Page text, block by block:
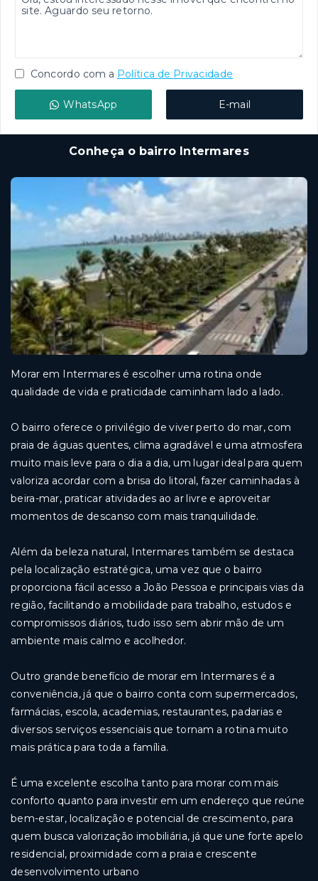
Concordo com a Política de Privacidade
WhatsApp E-mail
Conheça o bairro Intermares
Morar em Intermares é escolher uma rotina onde
qualidade de vida e praticidade caminham lado a lado.
O bairro oferece o privilégio de viver perto do mar, com
praia de águas quentes, clima agradável e uma atmosfera
muito mais leve para o dia a dia, um lugar ideal para quem
valoriza acordar com a brisa do litoral, fazer caminhadas à
beira-mar, praticar atividades ao ar livre e aproveitar
momentos de descanso com mais tranquilidade.
Além da beleza natural, Intermares também se destaca
pela localização estratégica, uma vez que o bairro
proporciona fácil acesso a João Pessoa e principais vias da
região, facilitando a mobilidade para trabalho, estudos e
compromissos diários, tudo isso sem abrir mão de um
ambiente mais calmo e acolhedor.
Outro grande benefício de morar em Intermares é a
conveniência, já que o bairro conta com supermercados,
farmácias, escola, academias, restaurantes, padarias e
diversos serviços essenciais que tornam a rotina muito
mais prática para toda a família.
É uma excelente escolha tanto para morar com mais
conforto quanto para investir em um endereço que reúne
bem-estar, localização e potencial de crescimento, para
quem busca valorização imobiliária, já que une forte apelo
residencial, proximidade com a praia e crescente
desenvolvimento urbano